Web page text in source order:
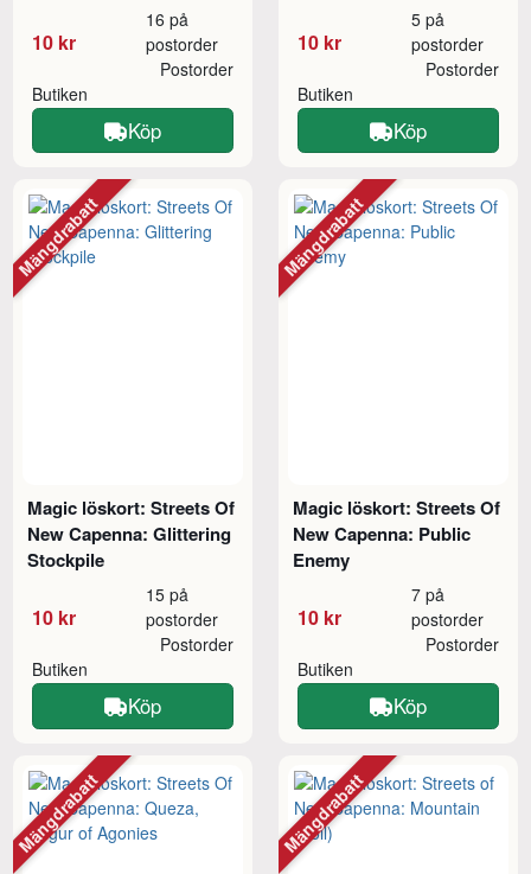
10 kr
16 på
postorder
Butiken
Postorder
Köp
10 kr
5 på
postorder
Butiken
Postorder
Köp
Magic löskort: Streets Of
New Capenna: Glittering
Stockpile
10 kr
15 på
postorder
Butiken
Postorder
Köp
Mängdrabatt
Magic löskort: Streets Of
New Capenna: Public
Enemy
10 kr
7 på
postorder
Butiken
Postorder
Köp
Mängdrabatt
Mängdrabatt Mängdrabatt